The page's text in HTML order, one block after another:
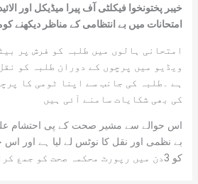
خیبر پختونخوا فیکلٹی آف پیرا میڈیکل اور
امتحانات میں بے انتظامی کے مناظر دیکھنے
امتحانی ہالوں میں طلبہ کو فرش پر
ویڈیو میں پرچوں کے دوران طلبہ کو
ہے ۔طلبہ کی جانب سے اپنا ٹومی کا
کی بھی شکایات سامنے آئی ہیں
اس حوالے سے مشیر صحت کے پی احتشام
بے نظمی اور نقل کا نوٹس لے لیا ہے اور اس
کو 3دن میں رپورٹ محکمہ صحت کو جمع کرانے کی ہدایت کی ہے ۔